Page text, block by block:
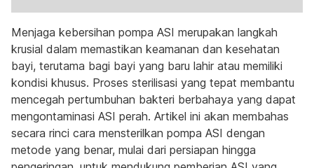
Menjaga kebersihan pompa ASI merupakan langkah
krusial dalam memastikan keamanan dan kesehatan
bayi, terutama bagi bayi yang baru lahir atau memiliki
kondisi khusus. Proses sterilisasi yang tepat membantu
mencegah pertumbuhan bakteri berbahaya yang dapat
mengontaminasi ASI perah. Artikel ini akan membahas
secara rinci cara mensterilkan pompa ASI dengan
metode yang benar, mulai dari persiapan hingga